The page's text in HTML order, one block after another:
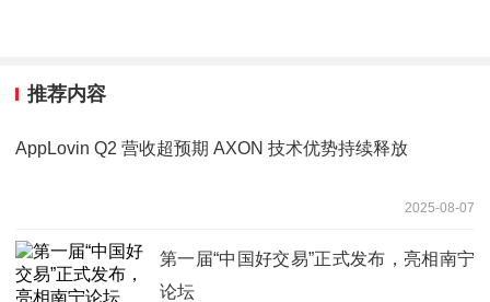
推荐内容
AppLovin Q2 营收超预期 AXON 技术优势持续释放
2025-08-07
第一届“中国好交易”正式发布，亮相南宁
论坛